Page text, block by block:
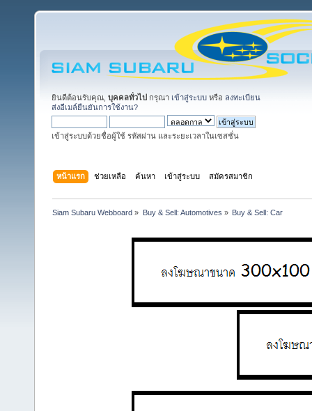
ยินดีต้อนรับคุณ, บุคคลทั่วไป กรุณา เข้าสู่ระบบ หรือ ลงทะเบียน
ส่งอีเมล์ยืนยันการใช้งาน?
เข้าสู่ระบบด้วยชื่อผู้ใช้ รหัสผ่าน และระยะเวลาในเซสชั่น
หน้าแรก ช่วยเหลือ ค้นหา เข้าสู่ระบบ สมัครสมาชิก
Siam Subaru Webboard » Buy & Sell: Automotives » Buy & Sell: Car